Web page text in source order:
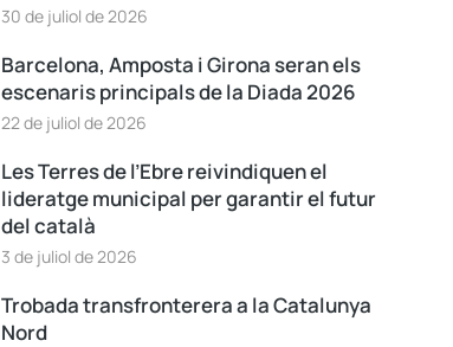
30 de juliol de 2026
Barcelona, Amposta i Girona seran els
escenaris principals de la Diada 2026
22 de juliol de 2026
Les Terres de l’Ebre reivindiquen el
lideratge municipal per garantir el futur
del català
3 de juliol de 2026
Trobada transfronterera a la Catalunya
Nord